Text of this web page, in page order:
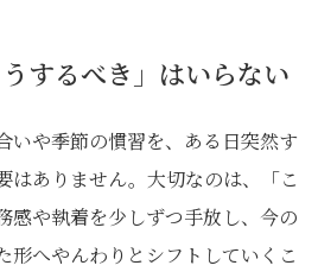
するべき」はいらない
いや季節の慣習を、ある日突然す
はありません。大切なのは、「こ
感や執着を少しずつ手放し、今の
形へやんわりとシフトしていくこ